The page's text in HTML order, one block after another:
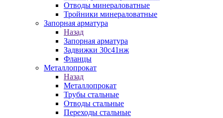
Отводы минераловатные
Тройники минераловатные
Запорная арматура
Назад
Запорная арматура
Задвижки 30с41нж
Фланцы
Металлопрокат
Назад
Металлопрокат
Трубы стальные
Отводы стальные
Переходы стальные